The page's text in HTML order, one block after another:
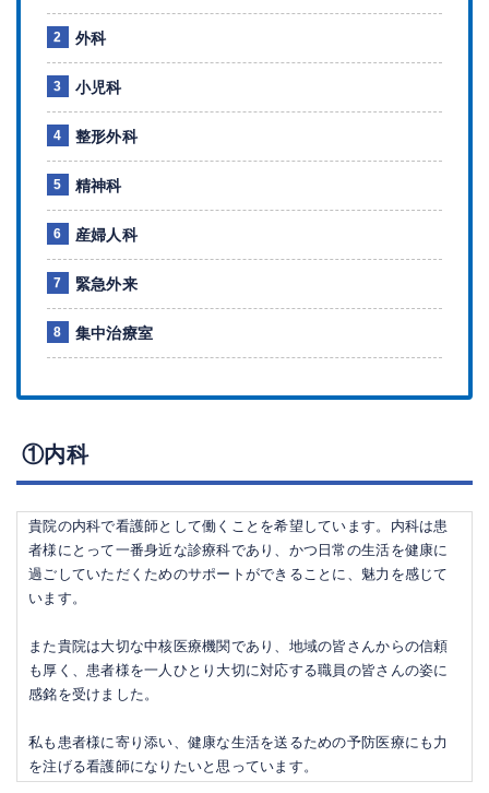
外科
小児科
整形外科
精神科
産婦人科
緊急外来
集中治療室
①内科
貴院の内科で看護師として働くことを希望しています。内科は患
者様にとって一番身近な診療科であり、かつ日常の生活を健康に
過ごしていただくためのサポートができることに、魅力を感じて
います。
また貴院は大切な中核医療機関であり、地域の皆さんからの信頼
も厚く、患者様を一人ひとり大切に対応する職員の皆さんの姿に
感銘を受けました。
私も患者様に寄り添い、健康な生活を送るための予防医療にも力
を注げる看護師になりたいと思っています。